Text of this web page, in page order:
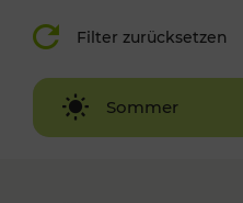
Filter zurücksetzen
Sommer
Winter